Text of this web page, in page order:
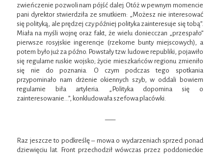
zwieńczenie pozwoli nam pójść dalej. Otóż w pewnym momencie
pani dyrektor stwierdziła ze smutkiem: „Możesz nie interesować
się polityką, ale prędzej czy później polityka zainteresuje się tobą”.
Miała na myśli wojnę oraz fakt, że wielu doniecczan „przespało”
pierwsze rosyjskie ingerencje (rzekome bunty miejscowych), a
potem było już za późno. Powstały tzw. ludowe republiki, pojawiło
się regularne ruskie wojsko; życie mieszkańców regionu zmieniło
się nie do poznania. O czym podczas tego spotkania
przypominało nam drżenie okiennych szyb, w oddali bowiem
regularnie biła artyleria. „Polityka dopomina się o
zainteresowanie…”, konkludowała szefowa placówki.
—–
Raz jeszcze to podkreślę – mowa o wydarzeniach sprzed ponad
dziewięciu lat. Front przechodził wówczas przez poddonieckie